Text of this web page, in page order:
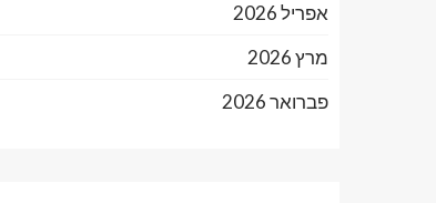
אפריל 2026
מרץ 2026
פברואר 2026